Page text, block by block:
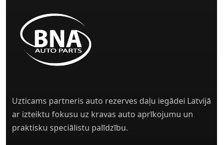
Uzticams partneris auto rezerves daļu iegādei Latvijā
ar izteiktu fokusu uz kravas auto aprīkojumu un
praktisku speciālistu palīdzību.